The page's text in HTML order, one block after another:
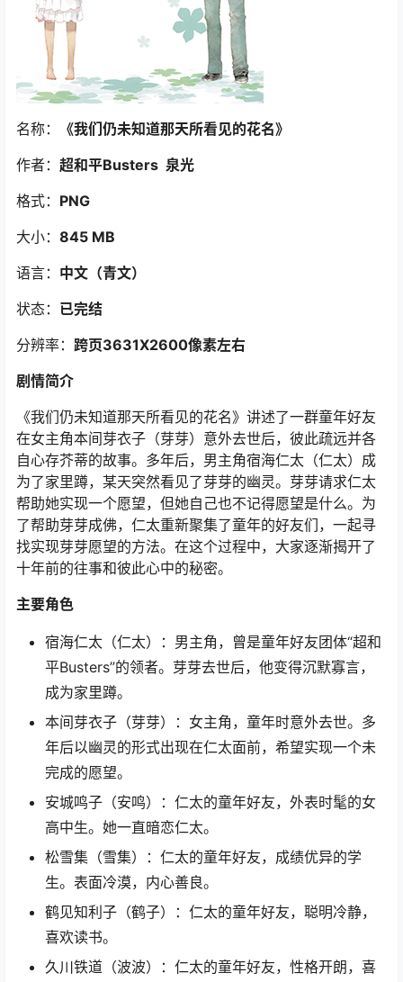
名称：
《我们仍未知道那天所看见的花名》
作者： 超和平Busters 泉光
格式： PNG
大小： 845 MB
语言： 中文（青文）
状态： 已完结
分辨率： 跨页3631X2600像素左右
剧情简介
《我们仍未知道那天所看见的花名》讲述了一群童年好友
在女主角本间芽衣子（芽芽）意外去世后，彼此疏远并各
自心存芥蒂的故事。多年后，男主角宿海仁太（仁太）成
为了家里蹲，某天突然看见了芽芽的幽灵。芽芽请求仁太
帮助她实现一个愿望，但她自己也不记得愿望是什么。为
了帮助芽芽成佛，仁太重新聚集了童年的好友们，一起寻
找实现芽芽愿望的方法。在这个过程中，大家逐渐揭开了
十年前的往事和彼此心中的秘密。
主要角色
宿海仁太（仁太）：男主角，曾是童年好友团体“超和
平Busters”的领者。芽芽去世后，他变得沉默寡言，
成为家里蹲。
本间芽衣子（芽芽）：女主角，童年时意外去世。多
年后以幽灵的形式出现在仁太面前，希望实现一个未
完成的愿望。
安城鸣子（安鸣）：仁太的童年好友，外表时髦的女
高中生。她一直暗恋仁太。
松雪集（雪集）：仁太的童年好友，成绩优异的学
生。表面冷漠，内心善良。
鹤见知利子（鹤子）：仁太的童年好友，聪明冷静，
喜欢读书。
久川铁道（波波）：仁太的童年好友，性格开朗，喜